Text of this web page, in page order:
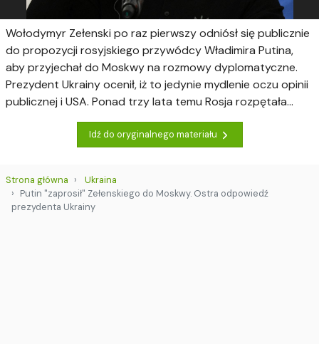
Wołodymyr Zełenski po raz pierwszy odniósł się publicznie
do propozycji rosyjskiego przywódcy Władimira Putina,
aby przyjechał do Moskwy na rozmowy dyplomatyczne.
Prezydent Ukrainy ocenił, iż to jedynie mydlenie oczu opinii
publicznej i USA. Ponad trzy lata temu Rosja rozpętała...
Idź do oryginalnego materiału
Strona główna
Ukraina
Putin "zaprosił" Zełenskiego do Moskwy. Ostra odpowiedź
prezydenta Ukrainy